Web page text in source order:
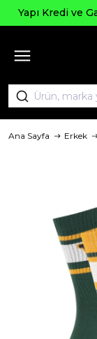
Yapı Kredi ve
Ana Sayfa Erkek